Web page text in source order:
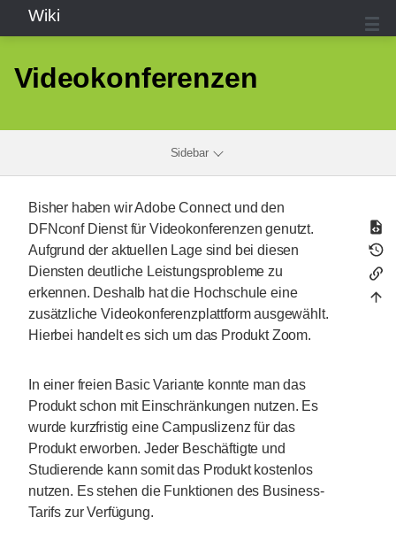
Wiki
Videokonferenzen
Sidebar
Bisher haben wir Adobe Connect und den
DFNconf Dienst für Videokonferenzen genutzt.
Aufgrund der aktuellen Lage sind bei diesen
Diensten deutliche Leistungsprobleme zu
erkennen. Deshalb hat die Hochschule eine
zusätzliche Videokonferenzplattform ausgewählt.
Hierbei handelt es sich um das Produkt Zoom.
In einer freien Basic Variante konnte man das
Produkt schon mit Einschränkungen nutzen. Es
wurde kurzfristig eine Campuslizenz für das
Produkt erworben. Jeder Beschäftigte und
Studierende kann somit das Produkt kostenlos
nutzen. Es stehen die Funktionen des Business-
Tarifs zur Verfügung.